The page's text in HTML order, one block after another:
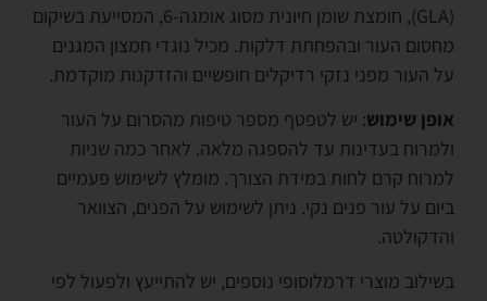
(GLA), חומצת שומן חיונית מסוג אומגה-6, המסייעת בשיקום
מחסום העור ובהפחתת דלקות. מכיל נוגדי חמצון המגנים
על העור מפני נזקי רדיקלים חופשיים והזדקנות מוקדמת.
אופן שימוש: יש לטפטף מספר טיפות מהסרום על העור
ולמרוח בעדינות עד להספגה מלאה. לאחר כמה שניות
למרוח קרם לחות במידת הצורך. מומלץ לשימוש פעמיים
ביום על עור פנים נקי. ניתן לשימוש על הפנים, הצוואר
והדקולטה.
בשילוב מוצרי דרמלוסופי נוספים, יש להתייעץ ולפעול לפי